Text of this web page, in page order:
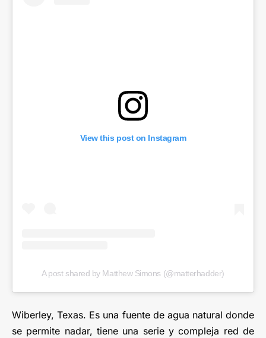
View this post on Instagram
A post shared by Matthew Simons (@matterhadder)
Wiberley, Texas. Es una fuente de agua natural donde
se permite nadar, tiene una serie y compleja red de